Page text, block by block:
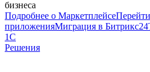
бизнеса
Подробнее о Маркетплейсе
приложенияМиграция в Битрикс24
1С
Решения